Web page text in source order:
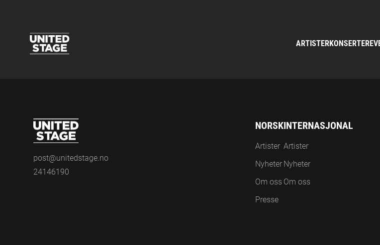
ARTISTERKONSERTER
post@unitedstage.no
24146190
NORSK
Artister
Nyheter
Om oss
Presse
INTERNASJONAL
Artister
Nyheter
Om oss